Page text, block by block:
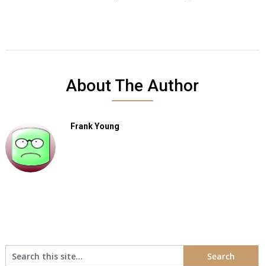
About The Author
Frank Young